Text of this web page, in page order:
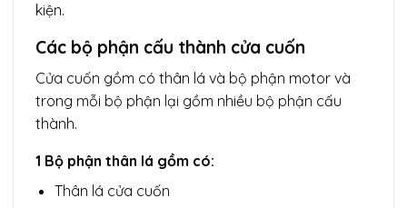
kiện.
Các bộ phận cấu thành cửa cuốn
Cửa cuốn gồm có thân lá và bộ phận motor và
trong mỗi bộ phận lại gồm nhiều bộ phận cấu
thành.
1 Bộ phận thân lá gồm có:
Thân lá cửa cuốn